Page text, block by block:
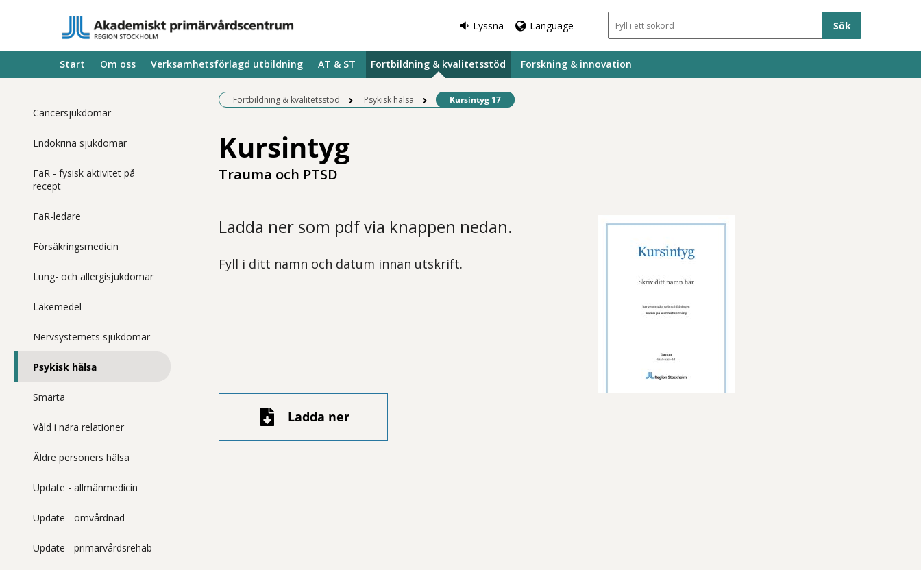
Lyssna Language Sökfält
Start Om oss Verksamhetsförlagd utbildning AT & ST Fortbildning & kvalitetsstöd Forskning & innovation
Cancersjukdomar
Endokrina sjukdomar
FaR - fysisk aktivitet på
recept
FaR-ledare
Försäkringsmedicin
Lung- och allergisjukdomar
Läkemedel
Nervsystemets sjukdomar
Psykisk hälsa
Smärta
Våld i nära relationer
Äldre personers hälsa
Update - allmänmedicin
Update - omvårdnad
Update - primärvårdsrehab
Fortbildning & kvalitetsstöd Psykisk hälsa Befintlig sida:
Kursintyg 17
Kursintyg
Trauma och PTSD
Ladda ner som pdf via knappen nedan.
Fyll i ditt namn och datum innan utskrift.
Ladda ner